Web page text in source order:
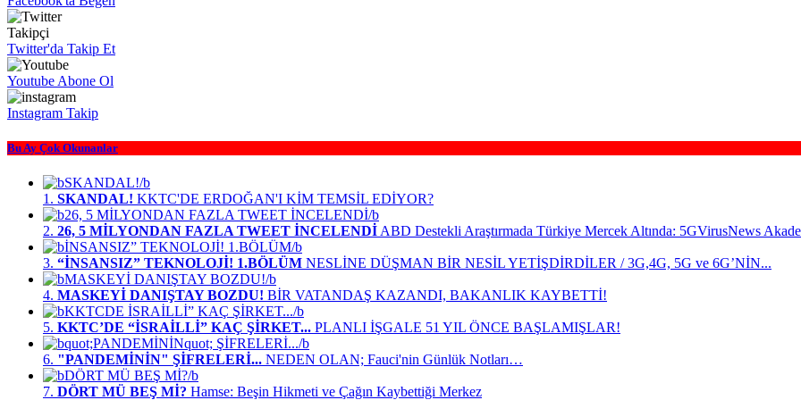
Takipçi
Twitter'da Takip Et
Youtube Abone Ol
Instagram Takip
Bu Ay Çok Okunanlar
1. SKANDAL! KKTC'DE ERDOĞAN'I KİM TEMSİL EDİYOR?
2. 26, 5 MİLYONDAN FAZLA TWEET İNCELENDİ ABD Destekli Araştırmada Türkiye Mercek Altında: 5GVirusNews
3. “İNSANSIZ” TEKNOLOJİ! 1.BÖLÜM NESLİNE DÜŞMAN BİR NESİL YETİŞDİRDİLER / 3G,4G, 5G ve 6G’NİN...
4. MASKEYİ DANIŞTAY BOZDU! BİR VATANDAŞ KAZANDI, BAKANLIK KAYBETTİ!
5. KKTC’DE “İSRAİLLİ” KAÇ ŞİRKET... PLANLI İŞGALE 51 YIL ÖNCE BAŞLAMIŞLAR!
6. "PANDEMİNİN" ŞİFRELERİ... NEDEN OLAN; Fauci'nin Günlük Notları…
7. DÖRT MÜ BEŞ Mİ? Hamse: Beşin Hikmeti ve Çağın Kaybettiği Merkez